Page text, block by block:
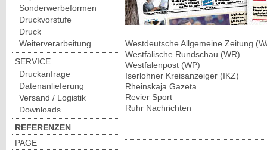
Sonderwerbeformen
Druckvorstufe
Druck
Weiterverarbeitung
SERVICE
Druckanfrage
Datenanlieferung
Versand / Logistik
Downloads
REFERENZEN
PAGE
Westdeutsche Allgemeine Zeitung
Westfälische Rundschau (WR)
Westfalenpost (WP)
Iserlohner Kreisanzeiger (IKZ)
Rheinskaja Gazeta
Revier Sport
Ruhr Nachrichten